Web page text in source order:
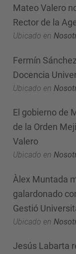
Mateo Valero
Rector de la
Ubicado en
Fermín
Docencia
Ubicado en
El gobierno de
de la Orden
Valero
Ubicado en
Àlex Muntada
galardonado
Gestió
Ubicado en
Jesús Labarta